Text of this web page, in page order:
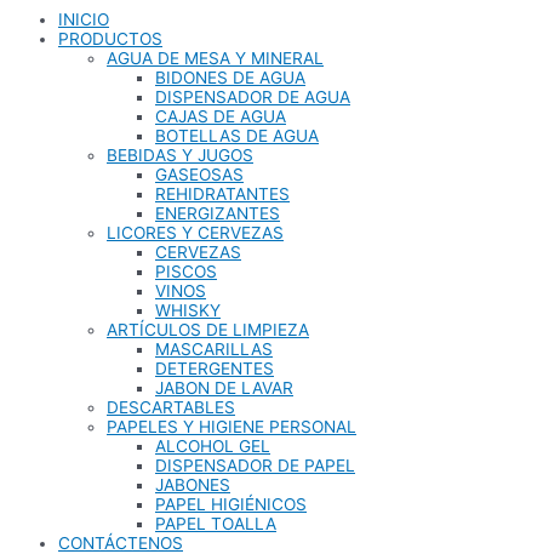
INICIO
PRODUCTOS
AGUA DE MESA Y MINERAL
BIDONES DE AGUA
DISPENSADOR DE AGUA
CAJAS DE AGUA
BOTELLAS DE AGUA
BEBIDAS Y JUGOS
GASEOSAS
REHIDRATANTES
ENERGIZANTES
LICORES Y CERVEZAS
CERVEZAS
PISCOS
VINOS
WHISKY
ARTÍCULOS DE LIMPIEZA
MASCARILLAS
DETERGENTES
JABON DE LAVAR
DESCARTABLES
PAPELES Y HIGIENE PERSONAL
ALCOHOL GEL
DISPENSADOR DE PAPEL
JABONES
PAPEL HIGIÉNICOS
PAPEL TOALLA
CONTÁCTENOS